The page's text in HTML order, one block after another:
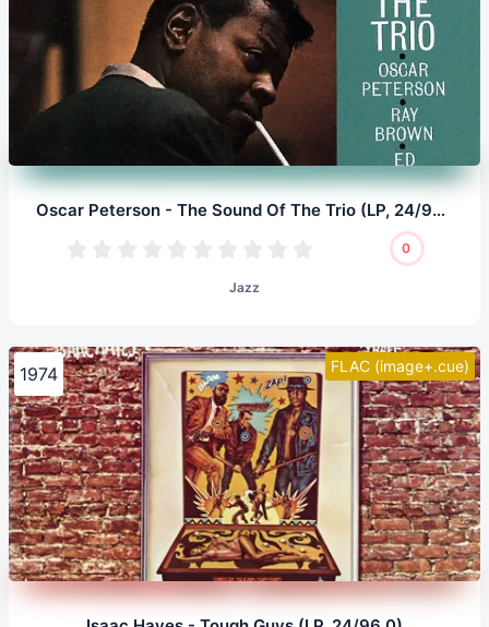
Oscar Peterson - The Sound Of The Trio (LP, 24/96.0)
0
Jazz
FLAC (image+.cue)
1974